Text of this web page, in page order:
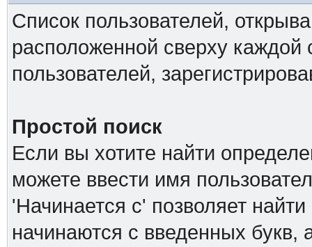
Список пользователей,
расположенной сверху каждой
пользователей,
Простой поиск
Если вы хотите найти
можете ввести имя
'Начинается с' позволяет
начинаются с введенных букв,